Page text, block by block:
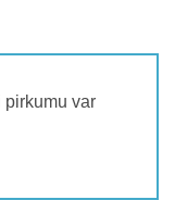
pirkumu var